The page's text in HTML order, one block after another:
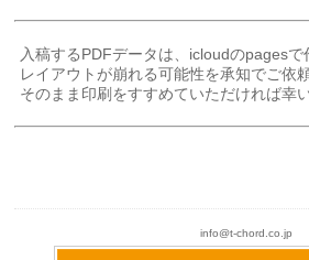
入稿するPDFデータは、icloudのpagesで
レイアウトが崩れる可能性を承知でご依
そのまま印刷をすすめていただければ幸い
info@t-chord.co.jp